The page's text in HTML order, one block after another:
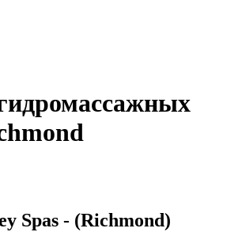
Spas - (Richmond)